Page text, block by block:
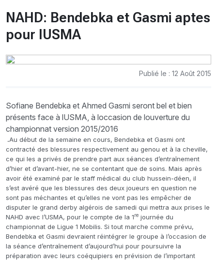
NAHD: Bendebka et Gasmi aptes
pour lUSMA
Publié le : 12 Août 2015
Sofiane Bendebka et Ahmed Gasmi seront bel et bien
présents face à lUSMA, à loccasion de louverture du
championnat version 2015/2016
.Au début de la semaine en cours, Bendebka et Gasmi ont
contracté des blessures respectivement au genou et à la cheville,
ce qui les a privés de prendre part aux séances d’entraînement
d’hier et d’avant-hier, ne se contentant que de soins. Mais après
avoir été examiné par le staff médical du club hussein-déen, il
s’est avéré que les blessures des deux joueurs en question ne
sont pas méchantes et qu’elles ne vont pas les empêcher de
disputer le grand derby algérois de samedi qui mettra aux prises le
NAHD avec l’USMA, pour le compte de la 1re journée du
championnat de Ligue 1 Mobilis. Si tout marche comme prévu,
Bendebka et Gasmi devraient réintégrer le groupe à l’occasion de
la séance d’entraînement d’aujourd’hui pour poursuivre la
préparation avec leurs coéquipiers en prévision de l’important